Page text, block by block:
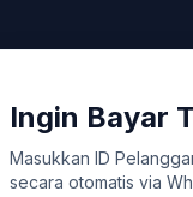
Ingin Bayar
Masukkan ID
secara otomatis via